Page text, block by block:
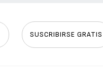
SUSCRIBIRSE GRATIS